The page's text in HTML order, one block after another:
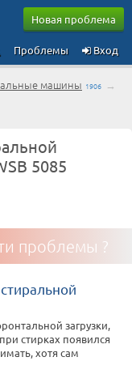
Новая проблема
Вход
Проблемы
машины 1906 →
5085
проблемы ?
загрузки,
стирках появился
хотя сам